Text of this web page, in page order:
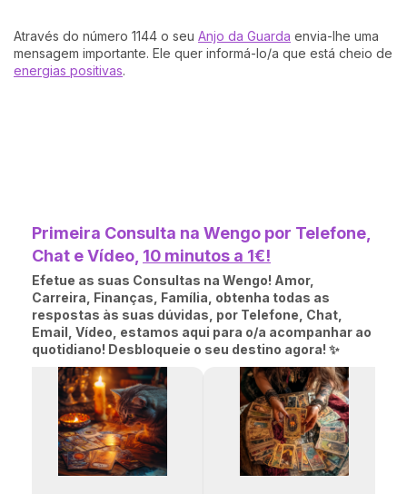
Através do número 1144 o seu Anjo da Guarda envia-lhe uma
mensagem importante. Ele quer informá-lo/a que está cheio de
energias positivas.
Primeira Consulta na Wengo por Telefone,
Chat e Vídeo, 10 minutos a 1€!
Efetue as suas Consultas na Wengo! Amor,
Carreira, Finanças, Família, obtenha todas as
respostas às suas dúvidas, por Telefone, Chat,
Email, Vídeo, estamos aqui para o/a acompanhar ao
quotidiano! Desbloqueie o seu destino agora! ✨